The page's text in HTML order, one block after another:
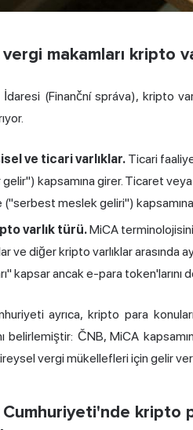
makamları kripto
(Finanční správa), kripto
ve ticari varlıklar. Ticari
kapsamına girer. Ticaret
("serbest meslek geliri")
varlık türü.MiCA
ve diğer kripto varlıklar arasında
kapsar ancak e-para
ayrıca, kripto para
belirlemiştir: ČNB, MiCA
vergi mükellefleri için gelir
Cumhuriyeti'nde kripto